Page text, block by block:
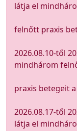
látja el
felnőtt praxis
2026.08.10-től
mindhárom
praxis betegeit
2026.08.17-től
látja el